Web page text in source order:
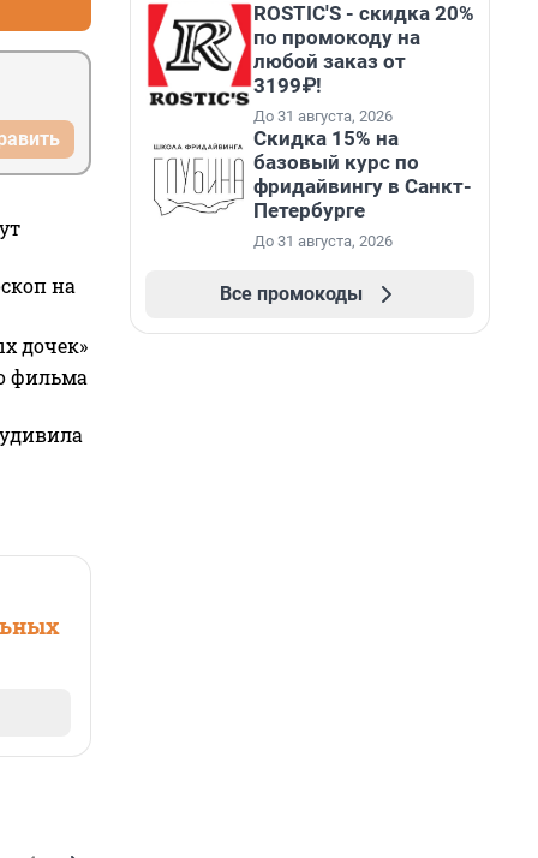
на
дочек»
фильма
ROSTIC'S - скидка 20%
по промокоду на
любой заказ от
3199₽!
До 31 августа, 2026
Скидка 15% на
базовый курс по
фридайвингу в Санкт-
Петербурге
До 31 августа, 2026
Все промокоды